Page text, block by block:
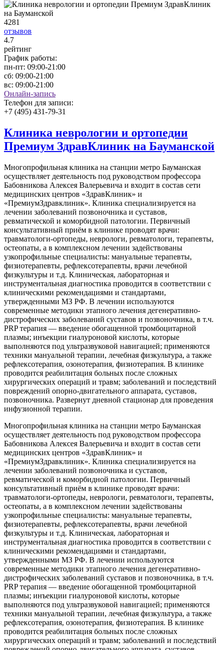
4281
отзывов
4.7
рейтинг
График работы:
пн-пт: 09:00-21:00
сб: 09:00-21:00
вс: 09:00-21:00
Онлайн-запись
Телефон для записи:
+7 (495) 431-79-31
Клиника неврологии и ортопедии
Премиум ЗдравКлиник на Бауманской
Многопрофильная клиника на станции метро Бауманская
осуществляет деятельность под руководством профессора
Бабовникова Алексея Валерьевича и входит в состав сети
медицинских центров «ЗдравКлиник» и
«ПремиумЗдравклиник». Клиника специализируется на
лечении заболеваний позвоночника и суставов,
ревматической и коморбидной патологии. Первичный
консультативный приём в клинике проводят врачи:
травматологи-ортопеды, неврологи, ревматологи, терапевты,
остеопаты, а в комплексном лечении задействованы
узкопрофильные специалисты: мануальные терапевты,
физиотерапевты, рефлексотерапевты, врачи лечебной
физкультуры и т.д. Клиническая, лабораторная и
инструментальная диагностика проводится в соответствии с
клиническими рекомендациями и стандартами,
утвержденными МЗ РФ. В лечении используются
современные методики этапного лечения дегенеративно-
дистрофических заболеваний суставов и позвоночника, в т.ч.
PRP терапия — введение обогащенной тромбоцитарной
плазмы; инъекции гиалуроновой кислоты, которые
выполняются под ультразвуковой навигацией; применяются
техники мануальной терапии, лечебная физкультура, а также
рефлексотерапия, озонотерапия, физиотерапия. В клинике
проводится реабилитация больных после сложных
хирургических операций и травм; заболеваний и последствий
повреждений опорно-двигательного аппарата, суставов,
позвоночника. Развернут дневной стационар для проведения
инфузионной терапии.
Многопрофильная клиника на станции метро Бауманская
осуществляет деятельность под руководством профессора
Бабовникова Алексея Валерьевича и входит в состав сети
медицинских центров «ЗдравКлиник» и
«ПремиумЗдравклиник». Клиника специализируется на
лечении заболеваний позвоночника и суставов,
ревматической и коморбидной патологии. Первичный
консультативный приём в клинике проводят врачи:
травматологи-ортопеды, неврологи, ревматологи, терапевты,
остеопаты, а в комплексном лечении задействованы
узкопрофильные специалисты: мануальные терапевты,
физиотерапевты, рефлексотерапевты, врачи лечебной
физкультуры и т.д. Клиническая, лабораторная и
инструментальная диагностика проводится в соответствии с
клиническими рекомендациями и стандартами,
утвержденными МЗ РФ. В лечении используются
современные методики этапного лечения дегенеративно-
дистрофических заболеваний суставов и позвоночника, в т.ч.
PRP терапия — введение обогащенной тромбоцитарной
плазмы; инъекции гиалуроновой кислоты, которые
выполняются под ультразвуковой навигацией; применяются
техники мануальной терапии, лечебная физкультура, а также
рефлексотерапия, озонотерапия, физиотерапия. В клинике
проводится реабилитация больных после сложных
хирургических операций и травм; заболеваний и последствий